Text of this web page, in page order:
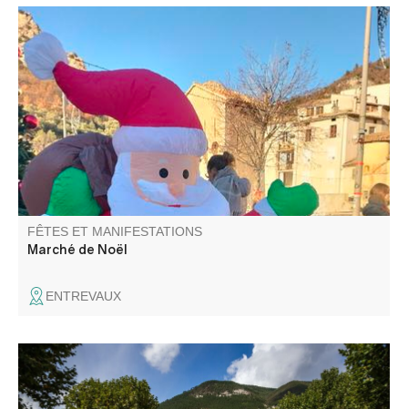
Venez profiter d'un moment convivial et festif au marché
de Noël d'Entrevaux. Nombreux stands
FÊTES ET MANIFESTATIONS
Marché de Noël
ENTREVAUX
Evénement incontournable ! La Foire Agricole, ce sont
250 exposants et 500 ovins, ânes et volailles, des stands